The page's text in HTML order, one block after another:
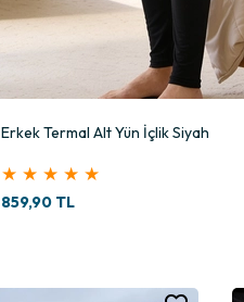
Erkek Termal Alt Yün İçlik Siyah
★ ★ ★ ★ ★
859,90 TL